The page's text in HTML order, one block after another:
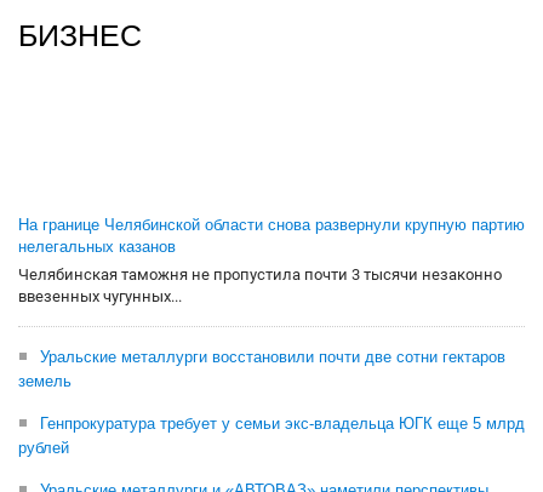
БИЗНЕС
На границе Челябинской области снова развернули крупную партию
нелегальных казанов
Челябинская таможня не пропустила почти 3 тысячи незаконно
ввезенных чугунных...
Уральские металлурги восстановили почти две сотни гектаров
земель
Генпрокуратура требует у семьи экс-владельца ЮГК еще 5 млрд
рублей